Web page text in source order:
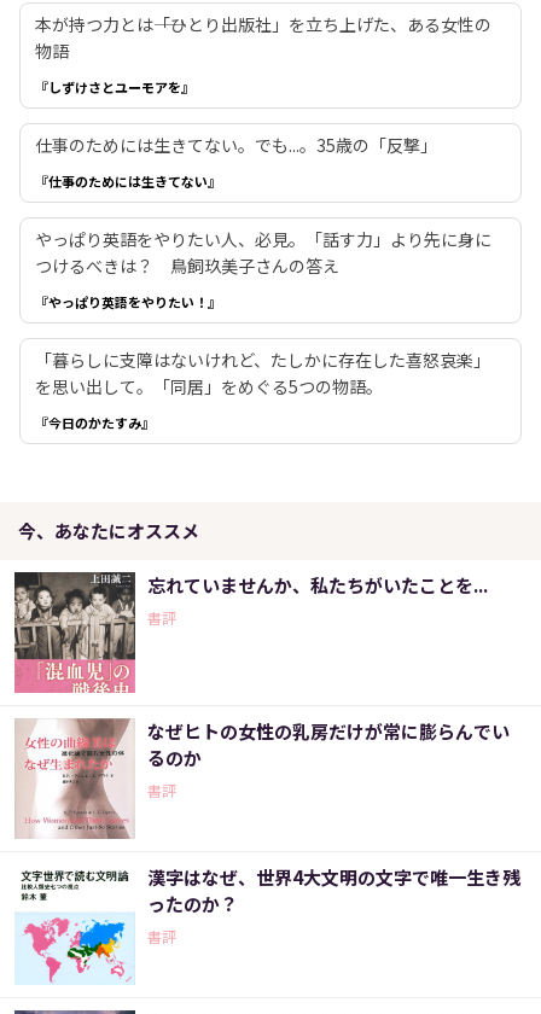
本が持つ力とは――「ひとり出版社」を立ち上げた、ある女性の
物語
『しずけさとユーモアを』
仕事のためには生きてない。でも...。35歳の「反撃」
『仕事のためには生きてない』
やっぱり英語をやりたい人、必見。「話す力」より先に身に
つけるべきは？ 鳥飼玖美子さんの答え
『やっぱり英語をやりたい！』
「暮らしに支障はないけれど、たしかに存在した喜怒哀楽」
を思い出して。「同居」をめぐる5つの物語。
『今日のかたすみ』
今、あなたにオススメ
忘れていませんか、私たちがいたことを...
書評
なぜヒトの女性の乳房だけが常に膨らんでい
るのか
書評
漢字はなぜ、世界4大文明の文字で唯一生き残
ったのか？
書評